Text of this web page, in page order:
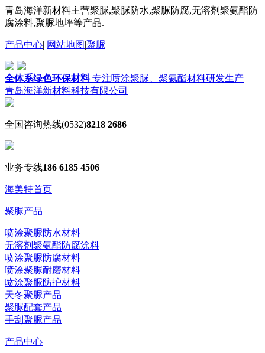
青岛海洋新材料主营聚脲,聚脲防水,聚脲防腐,无溶剂聚氨酯防
腐涂料,聚脲地坪等产品.
产品中心| 网站地图|聚脲
全体系绿色环保材料专注喷涂聚脲、聚氨酯材料研发生产
青岛海洋新材料科技有限公司
全国咨询热线(0532)8218 2686
业务专线186 6185 4506
海美特首页
聚脲产品
喷涂聚脲防水材料
无溶剂聚氨酯防腐涂料
喷涂聚脲防腐材料
喷涂聚脲耐磨材料
喷涂聚脲防护材料
天冬聚脲产品
聚脲配套产品
手刮聚脲产品
产品中心